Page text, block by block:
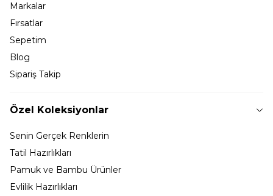
Markalar
Fırsatlar
Sepetim
Blog
Sipariş Takip
Özel Koleksiyonlar
Senin Gerçek Renklerin
Tatil Hazırlıkları
Pamuk ve Bambu Ürünler
Evlilik Hazırlıkları